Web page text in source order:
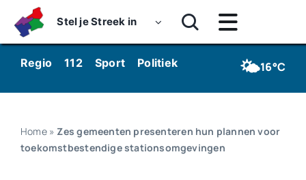
content
Stel je Streek in
Toggle
Navigatie
Home
Nieuws
Regio 112 Sport Politiek Kunst & Cultuur
🌤️16°C
Home» Zes gemeenten presenteren hun plannen voor
toekomstbestendige stationsomgevingen